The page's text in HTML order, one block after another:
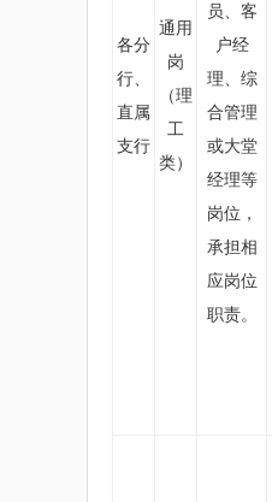
各分
行、
直属
支行
通用
岗
（理
工
类）
员、客
户经
理、综
合管理
或大堂
经理等
岗位，
承担相
应岗位
职责。